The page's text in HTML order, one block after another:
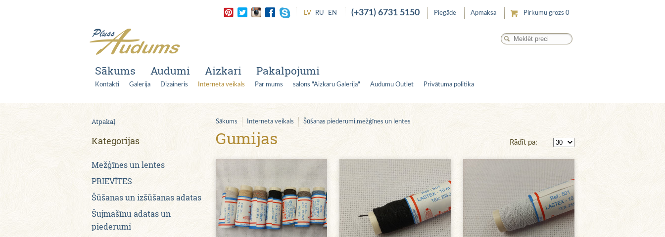
LV RU EN (+371) 6731 5150 Piegāde Apmaksa Pirkumu grozs 0
Sākums Audumi Aizkari Pakalpojumi
Kontakti Galerija Dizaineris Interneta veikals Par mums salons "Aizkaru Galerija" Audumu Outlet Privātuma politika
Atpakaļ
Kategorijas
Mežģīnes un lentes
PRIEVĪTES
Šūšanas un izšūšanas adatas
Šujmašīnu adatas un
piederumi
Sākums Interneta veikals Šūšanas piederumi,mežģīnes un lentes
Gumijas Rādīt pa: